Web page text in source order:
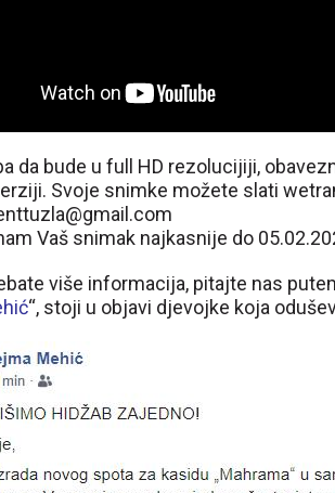
da bude u full HD rezolucijiji,
Svoje snimke možete slati
Vaš snimak najkasnije do
više informacija, pitajte nas
“, stoji u objavi djevojke koja